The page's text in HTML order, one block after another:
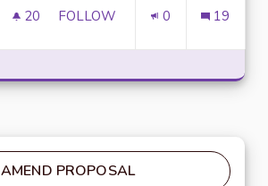
20 20 FOLLOWERS
FOLLOW 0 19
AMEND PROPOSAL